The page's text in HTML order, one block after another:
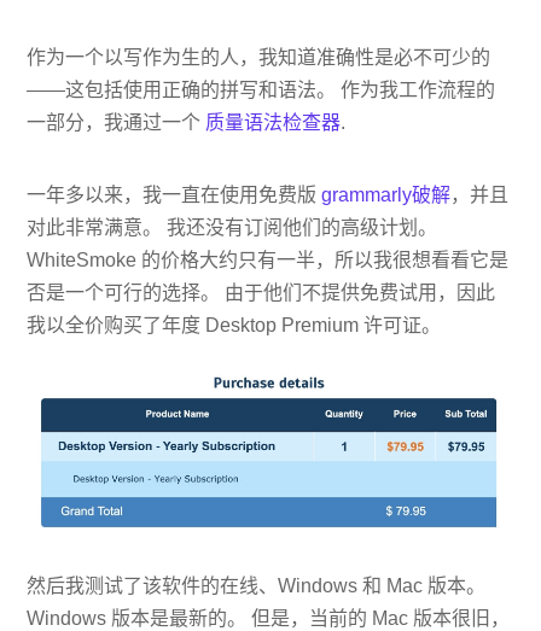
作为一个以写作为生的人，我知道准确性是必不可少的
——这包括使用正确的拼写和语法。 作为我工作流程的
一部分，我通过一个 质量语法检查器.
一年多以来，我一直在使用免费版grammarly破解，并且
对此非常满意。 我还没有订阅他们的高级计划。
WhiteSmoke 的价格大约只有一半，所以我很想看看它是
否是一个可行的选择。 由于他们不提供免费试用，因此
我以全价购买了年度 Desktop Premium 许可证。
然后我测试了该软件的在线、Windows 和 Mac 版本。
Windows 版本是最新的。 但是，当前的 Mac 版本很旧，